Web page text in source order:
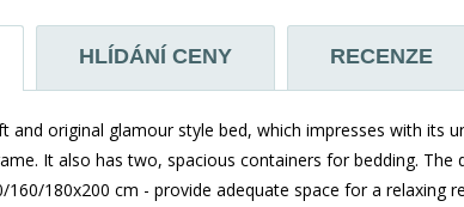
HLÍDÁNÍ CENY RECENZE
and original glamour style bed, which impresses with its
It also has two, spacious containers for bedding. The
180x200 cm - provide adequate space for a relaxing